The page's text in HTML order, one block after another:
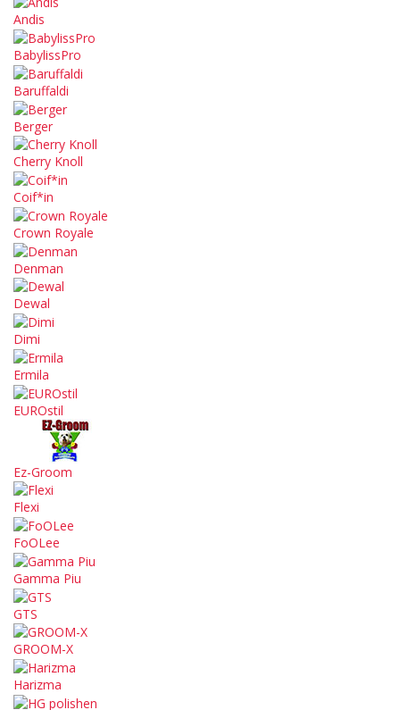
Andis
BabylissPro
Baruffaldi
Berger
Cherry Knoll
Coif*in
Crown Royale
Denman
Dewal
Dimi
Ermila
EUROstil
Ez-Groom
Flexi
FoOLee
Gamma Piu
GTS
GROOM-X
Harizma